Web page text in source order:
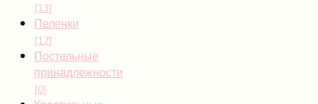
[13]
Пеленки
[17]
Постельные
принадлежности
[0]